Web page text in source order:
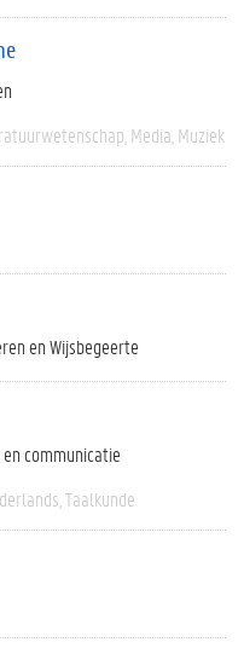
Media Muziek
en Wijsbegeerte
communicatie
Taalkunde